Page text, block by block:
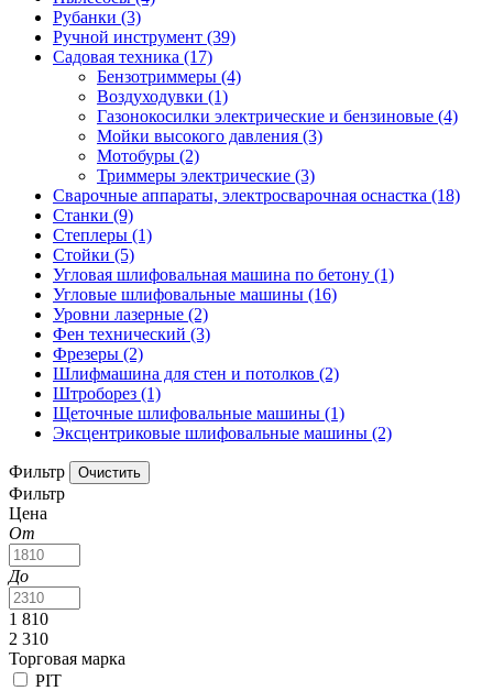
Рубанки (3)
Ручной инструмент (39)
Садовая техника (17)
Бензотриммеры (4)
Воздуходувки (1)
Газонокосилки электрические и бензиновые (4)
Мойки высокого давления (3)
Мотобуры (2)
Триммеры электрические (3)
Сварочные аппараты, электросварочная оснастка (18)
Станки (9)
Степлеры (1)
Стойки (5)
Угловая шлифовальная машина по бетону (1)
Угловые шлифовальные машины (16)
Уровни лазерные (2)
Фен технический (3)
Фрезеры (2)
Шлифмашина для стен и потолков (2)
Штроборез (1)
Щеточные шлифовальные машины (1)
Эксцентриковые шлифовальные машины (2)
Фильтр
Фильтр
Цена
От
До
1 810
2 310
Торговая марка
PIT